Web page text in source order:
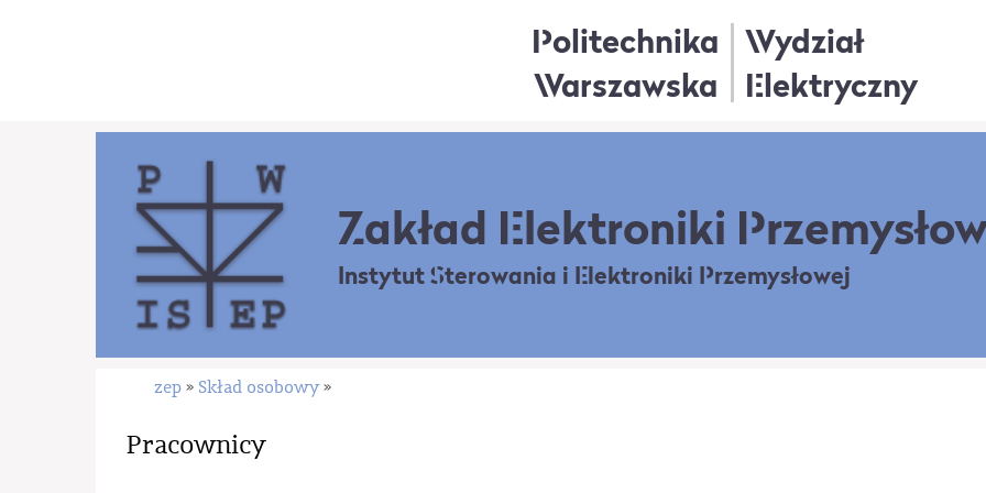
Politechnika
Warszawska
Wydział
Elektryczny
Zakład Elektroniki
Instytut Sterowania i Elektroniki Przemysłowej
zep » Skład osobowy »
Pracownicy